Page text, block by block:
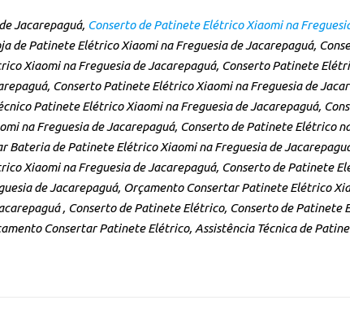
Jacarepaguá, Conserto de Patinete Elétrico Xiaomi na
de Patinete Elétrico Xiaomi na Freguesia de Jacarepaguá,
Xiaomi na Freguesia de Jacarepaguá, Conserto Patinete
Conserto Patinete Elétrico Xiaomi na Freguesia de
Patinete Elétrico Xiaomi na Freguesia de Jacarepaguá,
na Freguesia de Jacarepaguá, Conserto de Patinete Elétrico
Bateria de Patinete Elétrico Xiaomi na Freguesia de
Xiaomi na Freguesia de Jacarepaguá, Conserto de Patinete
de Jacarepaguá, Orçamento Consertar Patinete Elétrico
, Conserto de Patinete Elétrico, Conserto de Patinete
Consertar Patinete Elétrico, Assistência Técnica de